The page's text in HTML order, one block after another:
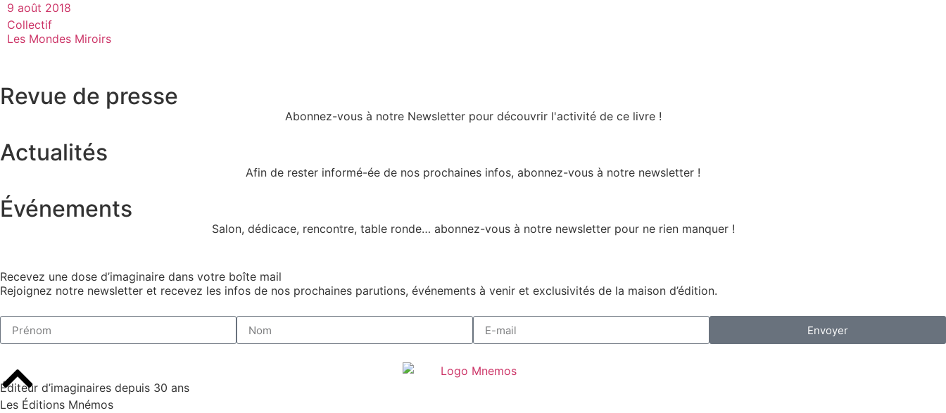
9 août 2018
Collectif
Les Mondes Miroirs
Revue de presse
Abonnez-vous à notre Newsletter pour découvrir l'activité de ce livre !
Actualités
Afin de rester informé-ée de nos prochaines infos, abonnez-vous à notre newsletter !
Événements
Salon, dédicace, rencontre, table ronde… abonnez-vous à notre newsletter pour ne rien manquer !
Recevez une dose d’imaginaire dans votre boîte mail
Rejoignez notre newsletter et recevez les infos de nos prochaines parutions, événements à venir et exclusivités de la maison d’édition.
Envoyer
Éditeur d’imaginaires depuis 30 ans
Les Éditions Mnémos